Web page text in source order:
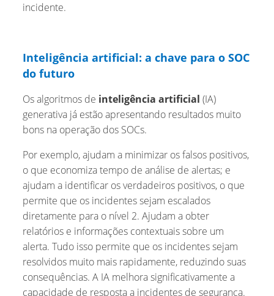
incidente.
Inteligência artificial: a chave para o SOC
do futuro
Os algoritmos de inteligência artificial (IA)
generativa já estão apresentando resultados muito
bons na operação dos SOCs.
Por exemplo, ajudam a minimizar os falsos positivos,
o que economiza tempo de análise de alertas; e
ajudam a identificar os verdadeiros positivos, o que
permite que os incidentes sejam escalados
diretamente para o nível 2. Ajudam a obter
relatórios e informações contextuais sobre um
alerta. Tudo isso permite que os incidentes sejam
resolvidos muito mais rapidamente, reduzindo suas
consequências. A IA melhora significativamente a
capacidade de resposta a incidentes de segurança.